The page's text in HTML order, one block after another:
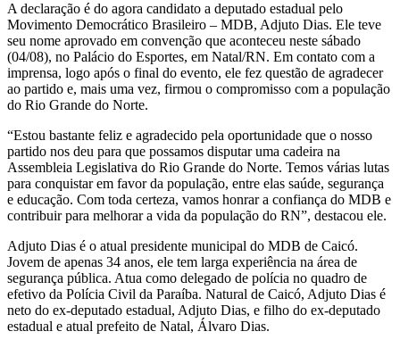
A declaração é do agora candidato a deputado estadual pelo
Movimento Democrático Brasileiro – MDB, Adjuto Dias. Ele teve
seu nome aprovado em convenção que aconteceu neste sábado
(04/08), no Palácio do Esportes, em Natal/RN. Em contato com a
imprensa, logo após o final do evento, ele fez questão de agradecer
ao partido e, mais uma vez, firmou o compromisso com a população
do Rio Grande do Norte.
“Estou bastante feliz e agradecido pela oportunidade que o nosso
partido nos deu para que possamos disputar uma cadeira na
Assembleia Legislativa do Rio Grande do Norte. Temos várias lutas
para conquistar em favor da população, entre elas saúde, segurança
e educação. Com toda certeza, vamos honrar a confiança do MDB e
contribuir para melhorar a vida da população do RN”, destacou ele.
Adjuto Dias é o atual presidente municipal do MDB de Caicó.
Jovem de apenas 34 anos, ele tem larga experiência na área de
segurança pública. Atua como delegado de polícia no quadro de
efetivo da Polícia Civil da Paraíba. Natural de Caicó, Adjuto Dias é
neto do ex-deputado estadual, Adjuto Dias, e filho do ex-deputado
estadual e atual prefeito de Natal, Álvaro Dias.